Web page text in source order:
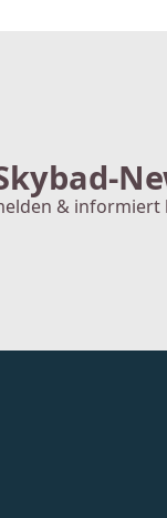
& informiert